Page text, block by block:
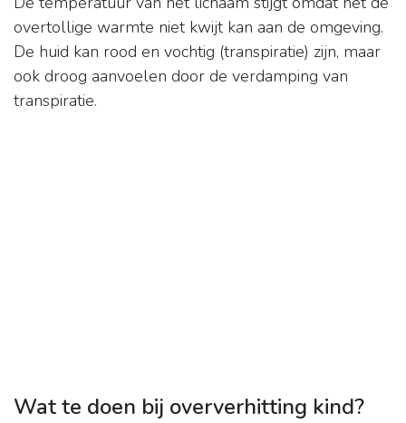
overtollige warmte niet kwijt kan aan de omgeving.
De huid kan rood en vochtig (transpiratie) zijn, maar
ook droog aanvoelen door de verdamping van
transpiratie.
Wat te doen bij oververhitting kind?